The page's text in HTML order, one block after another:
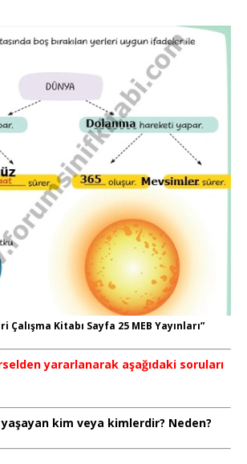
Çalışma Kitabı Sayfa 25 MEB Yayınları”
yararlanarak aşağıdaki soruları
kim veya kimlerdir? Neden?